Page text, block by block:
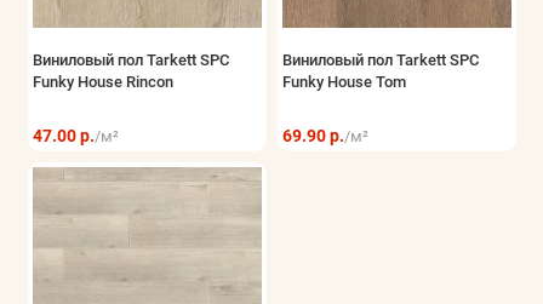
Виниловый пол Tarkett SPC
Funky House Rincon
47.00 р./м²
Виниловый пол Tarkett SPC
Funky House Tom
69.90 р./м²